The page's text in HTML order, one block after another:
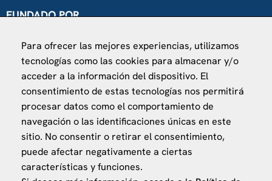
FUNDADO POR
Ministerio de Asuntos Exteriores, UE y Cooperación
Fundación "la Caixa"
VISÍTANOS
Finca Agustí Pedro Pons
Para ofrecer las mejores experiencias, utilizamos
tecnologías como las cookies para almacenar y/o
acceder a la información del dispositivo. El
consentimiento de estas tecnologías nos permitirá
procesar datos como el comportamiento de
navegación o las identificaciones únicas en este
sitio. No consentir o retirar el consentimiento,
puede afectar negativamente a ciertas
características y funciones.